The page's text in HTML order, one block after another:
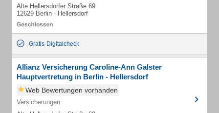
Alte Hellersdorfer Straße 69
12629 Berlin - Hellersdorf
Gratis-Digitalcheck
Allianz Versicherung Caroline-Ann Galster
Hauptvertretung in Berlin - Hellersdorf
Web Bewertungen vorhanden
Versicherungen